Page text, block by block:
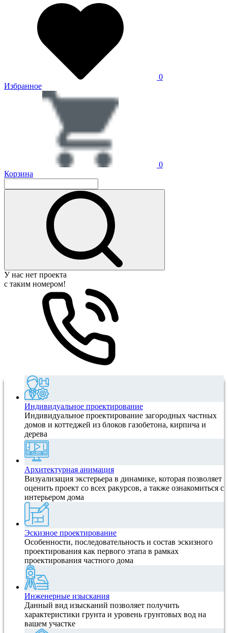
0
Избранное
0
Корзина
У нас нет проекта
с таким номером!
Индивидуальное проектирование
Индивидуальное проектирование загородных частных
домов и коттеджей из блоков газобетона, кирпича и
дерева
Архитектурная анимация
Визуализация экстерьера в динамике, которая позволяет
оценить проект со всех ракурсов, а также ознакомиться с
интерьером дома
Эскизное проектирование
Особенности, последовательность и состав эскизного
проектирования как первого этапа в рамках
проектирования частного дома
Инженерные изыскания
Данный вид изысканий позволяет получить
характеристики грунта и уровень грунтовых вод на
вашем участке